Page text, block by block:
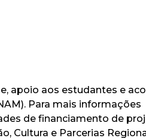
apoio aos estudantes e
Para mais informações
de financiamento de
Cultura e Parcerias